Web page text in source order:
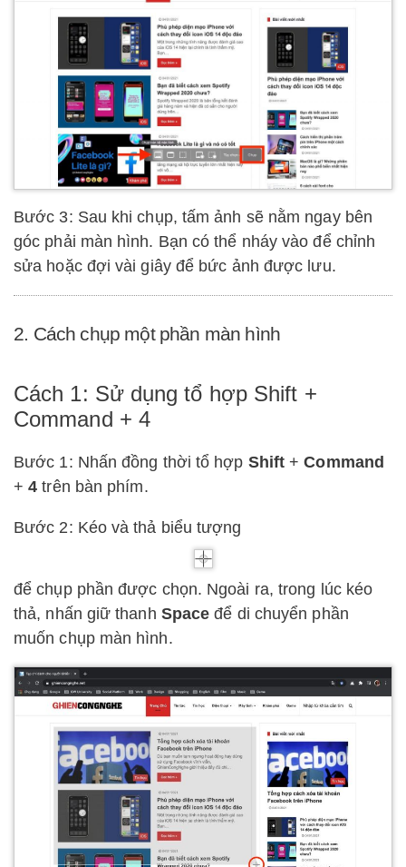
Bước 3: Sau khi chụp, tấm ảnh sẽ nằm ngay bên
góc phải màn hình. Bạn có thể nháy vào để chỉnh
sửa hoặc đợi vài giây để bức ảnh được lưu.
2. Cách chụp một phần màn hình
Cách 1: Sử dụng tổ hợp Shift +
Command + 4
Bước 1: Nhấn đồng thời tổ hợp Shift +Command
+4 trên bàn phím.
Bước 2: Kéo và thả biểu tượng
để chụp phần được chọn. Ngoài ra, trong lúc kéo
thả, nhấn giữ thanh Space để di chuyển phần
muốn chụp màn hình.